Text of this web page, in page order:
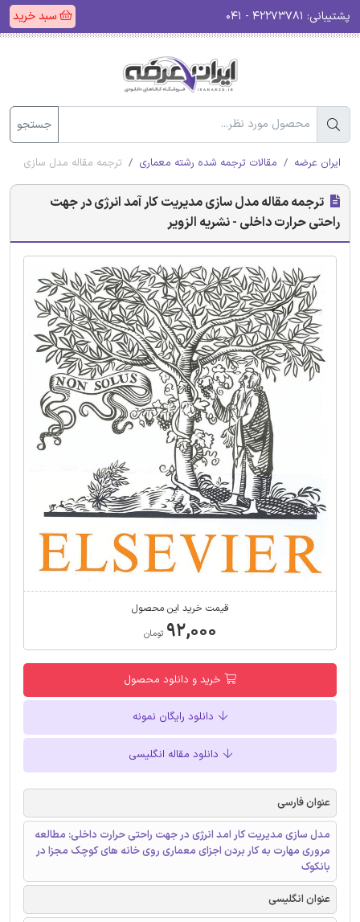
پشتیبانی: سبد خرید
جستجو
ایران عرضه مقالات ترجمه شده رشته معماری ترجمه مقاله مدل سازی
ترجمه مقاله مدل سازی مدیریت کار آمد انرژی در جهت
راحتی حرارت داخلی - نشریه الزویر
قیمت خرید این محصول
۹۲,۰۰۰ تومان
خرید و دانلود محصول
دانلود رایگان نمونه
دانلود مقاله انگلیسی
عنوان فارسی
مدل سازی مدیریت کار امد انرژی در جهت راحتی حرارت داخلی: مطالعه
مروری مهارت به کار بردن اجزای معماری روی خانه های کوچک مجزا در
بانکوک
عنوان انگلیسی